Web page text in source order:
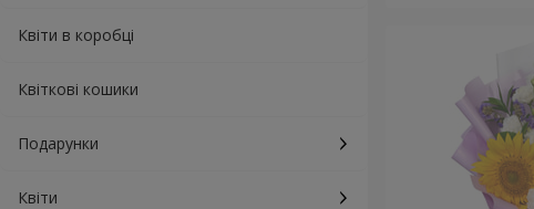
Квіти в коробці
Квіткові кошики
Подарунки
Квіти